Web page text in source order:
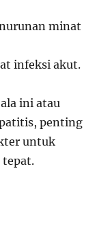
minat
infeksi akut.
ini atau
penting
untuk
tepat.